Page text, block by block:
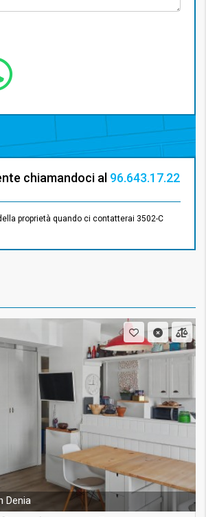
chiamandoci al 96.643.17.22
proprietà quando ci contatterai 3502-C
Denia